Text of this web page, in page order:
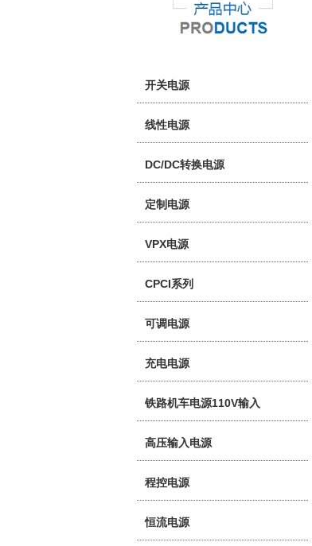
开关电源
线性电源
DC/DC转换电源
定制电源
VPX电源
CPCI系列
可调电源
充电电源
铁路机车电源110V输入
高压输入电源
程控电源
恒流电源